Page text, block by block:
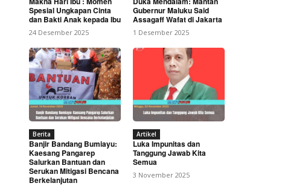
Spesial Ungkapan Cinta
dan Bakti Anak kepada Ibu
24 Desember 2025
Gubernur Maluku Said
Assagaff Wafat di Jakarta
1 Desember 2025
Berita
Banjir Bandang Bumiayu:
Kaesang Pangarep
Salurkan Bantuan dan
Serukan Mitigasi Bencana
Berkelanjutan
Artikel
Luka Impunitas dan
Tanggung Jawab Kita
Semua
3 November 2025